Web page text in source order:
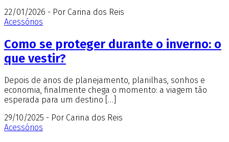
22/01/2026 - Por Carina dos Reis
Acessórios
Como se proteger durante o inverno: o
que vestir?
Depois de anos de planejamento, planilhas, sonhos e
economia, finalmente chega o momento: a viagem tão
esperada para um destino […]
29/10/2025 - Por Carina dos Reis
Acessórios